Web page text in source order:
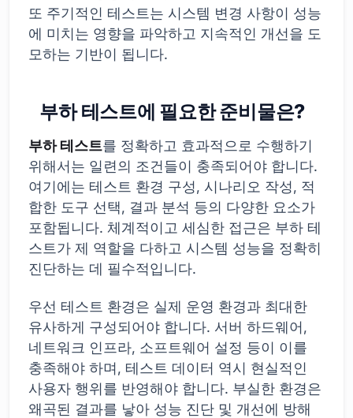
또 주기적인 테스트는 시스템 변경 사항이 성능
에 미치는 영향을 파악하고 지속적인 개선을 도
모하는 기반이 됩니다.
부하 테스트에 필요한 준비물은?
부하 테스트를 정확하고 효과적으로 수행하기
위해서는 일련의 조건들이 충족되어야 합니다.
여기에는 테스트 환경 구성, 시나리오 작성, 적
합한 도구 선택, 결과 분석 등의 다양한 요소가
포함됩니다. 체계적이고 세심한 접근은 부하 테
스트가 제 역할을 다하고 시스템 성능을 정확히
진단하는 데 필수적입니다.
우선 테스트 환경은 실제 운영 환경과 최대한
유사하게 구성되어야 합니다. 서버 하드웨어,
네트워크 인프라, 소프트웨어 설정 등이 이를
충족해야 하며, 테스트 데이터 역시 현실적인
사용자 행위를 반영해야 합니다. 부실한 환경은
왜곡된 결과를 낳아 성능 진단 및 개선에 방해